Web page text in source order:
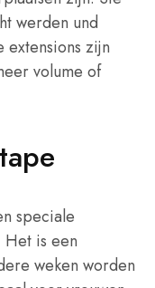
werden und
zijn
volume of
speciale
Het is een
weken worden